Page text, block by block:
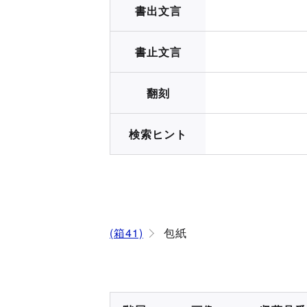
書出文言
書止文言
翻刻
検索ヒント
(箱41) 包紙